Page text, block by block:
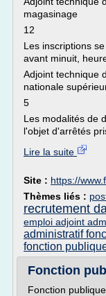
magasinage
12
Les inscriptions
avant minuit,
Adjoint technique
nationale
5
Les modalités de
l'objet d'arrêtés
Lire la suite
Site : https://
Thèmes liés :
recrutement
emploi adjoint
administratif
fonction
Fonction
Fonction publique